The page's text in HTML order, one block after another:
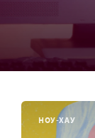
НОУ-ХАУ